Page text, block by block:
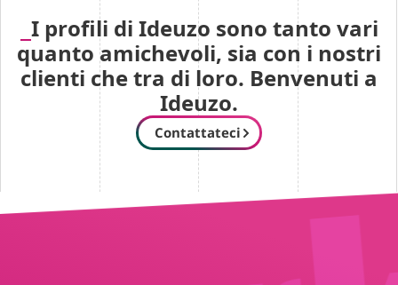
I profili di Ideuzo sono tanto vari
quanto amichevoli, sia con i nostri
clienti che tra di loro. Benvenuti a
Ideuzo.
Contattateci